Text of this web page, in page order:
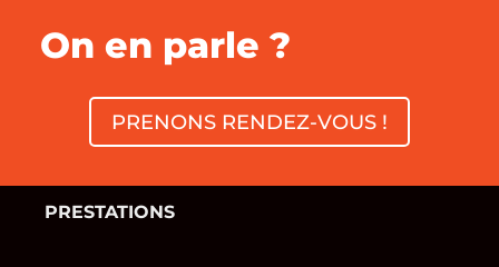
On en parle ?
PRENONS RENDEZ-VOUS !
PRESTATIONS